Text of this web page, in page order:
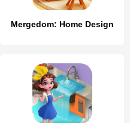
Mergedom: Home Design